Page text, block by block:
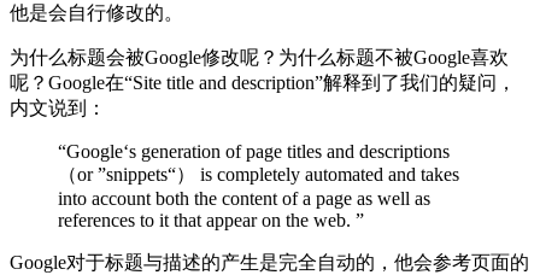
他是会自行修改的。
为什么标题会被Google修改呢？为什么标题不被Google喜欢
呢？Google在“Site title and description”解释到了我们的疑问，
内文说到：
“Google‘s generation of page titles and descriptions
（or ”snippets“） is completely automated and takes
into account both the content of a page as well as
references to it that appear on the web. ”
Google对于标题与描述的产生是完全自动的，他会参考页面的